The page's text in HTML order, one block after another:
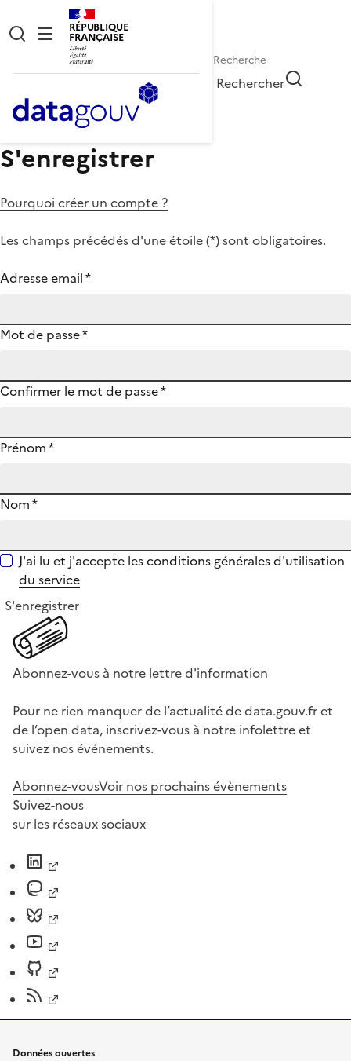
RÉPUBLIQUE
FRANÇAISE
Rechercher
S'enregistrer
Pourquoi créer un compte ?
Les champs précédés d'une étoile (*) sont obligatoires.
Adresse email*
Mot de passe*
Confirmer le mot de passe*
Prénom*
Nom*
J'ai lu et j'accepte les conditions générales d'utilisation
du service
S'enregistrer
Abonnez-vous à notre lettre d'information
Pour ne rien manquer de l’actualité de data.gouv.fr et
de l’open data, inscrivez-vous à notre infolettre et
suivez nos événements.
Abonnez-vousVoir nos prochains évènements
Suivez-nous
sur les réseaux sociaux
Données ouvertes